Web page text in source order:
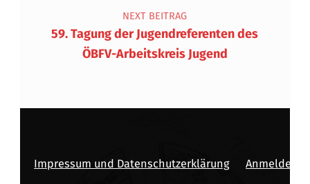
NEXT BEITRAG
59. Tagung der Jugendreferenten des
ÖBFV-Arbeitskreis Jugend
Impressum und Datenschutzerklärung Anmelden